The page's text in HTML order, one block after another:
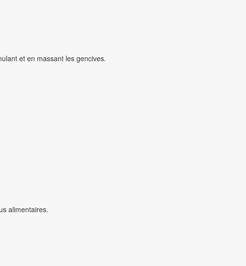
et en massant les gencives.
alimentaires.